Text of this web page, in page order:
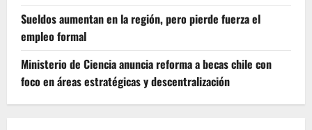
Sueldos aumentan en la región, pero pierde fuerza el
empleo formal
Ministerio de Ciencia anuncia reforma a becas chile con
foco en áreas estratégicas y descentralización